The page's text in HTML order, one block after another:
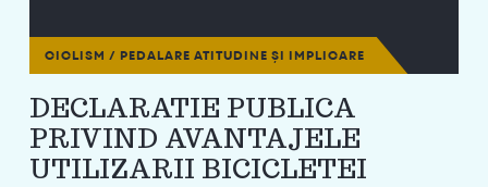
CICLISM / PEDALARE ATITUDINE ȘI IMPLICARE
DECLARATIE PUBLICA
PRIVIND AVANTAJELE
UTILIZARII BICICLETEI